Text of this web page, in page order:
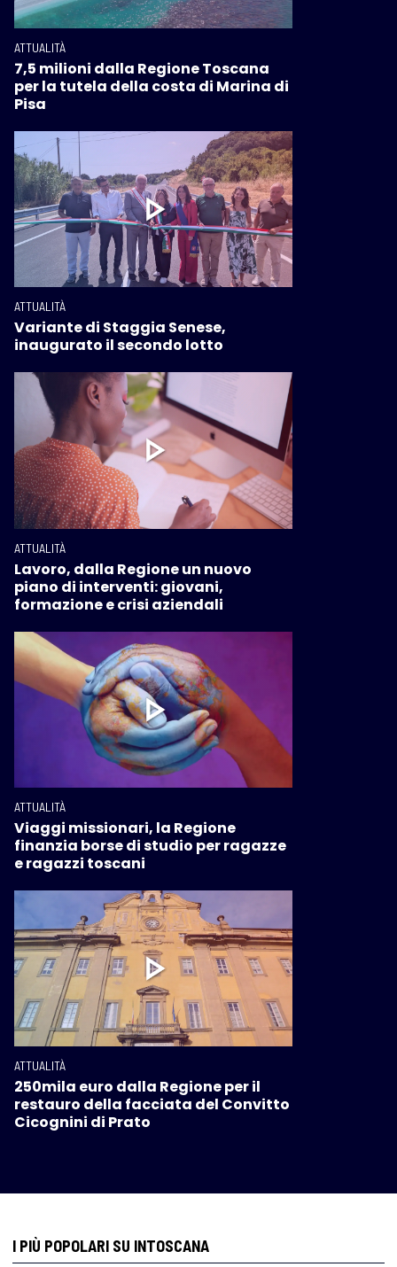
ATTUALITÀ
7,5 milioni dalla Regione Toscana
per la tutela della costa di Marina di
Pisa
ATTUALITÀ
Variante di Staggia Senese,
inaugurato il secondo lotto
ATTUALITÀ
Lavoro, dalla Regione un nuovo
piano di interventi: giovani,
formazione e crisi aziendali
ATTUALITÀ
Viaggi missionari, la Regione
finanzia borse di studio per ragazze
e ragazzi toscani
ATTUALITÀ
250mila euro dalla Regione per il
restauro della facciata del Convitto
Cicognini di Prato
I PIÙ POPOLARI SU INTOSCANA